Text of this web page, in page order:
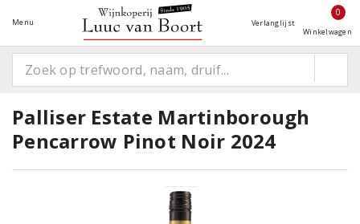
Menu Verlanglijst
0
Winkelwagen
Palliser Estate Martinborough
Pencarrow Pinot Noir 2024